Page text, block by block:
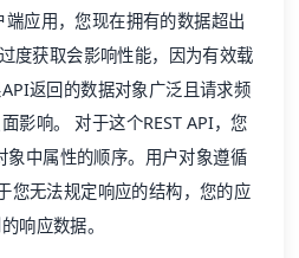
应用，您现在拥有的数据超出
度获取会影响性能，因为有效载
返回的数据对象广泛且请求频
影响。 对于这个REST API，您
象中属性的顺序。用户对象遵循
您无法规定响应的结构，您的应
响应数据。